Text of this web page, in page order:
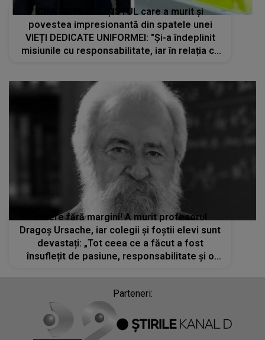
CINE ESTE POLIȚISTUL care a murit și
povestea impresionantă din spatele unei
VIEȚI DEDICATE UNIFORMEI: "Și-a îndeplinit
misiunile cu responsabilitate, iar în relația cu
Durere fără margini! A murit profesorul
Dragoș Ursache, iar colegii și foștii elevi sunt
devastați: „Tot ceea ce a făcut a fost
însuflețit de pasiune, responsabilitate și o
Parteneri: